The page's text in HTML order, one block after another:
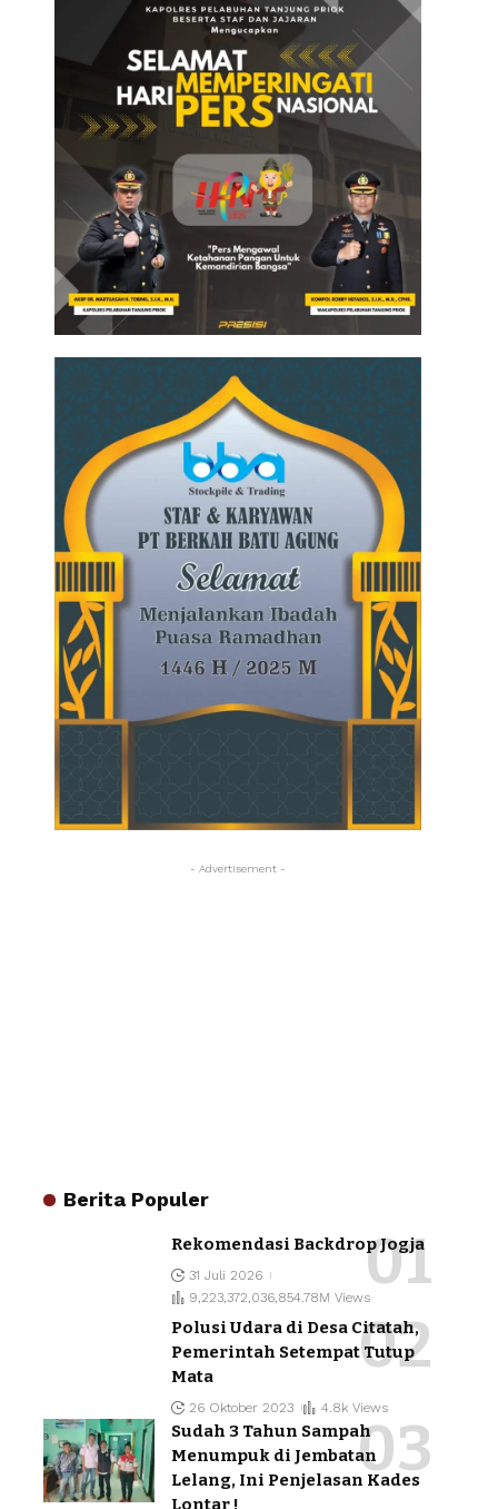
- Advertisement -
Berita Populer
Rekomendasi Backdrop Jogja
31 Juli 2026
9,223,372,036,854.78M Views
Polusi Udara di Desa Citatah,
Pemerintah Setempat Tutup
Mata
26 Oktober 2023 4.8k Views
Sudah 3 Tahun Sampah
Menumpuk di Jembatan
Lelang, Ini Penjelasan Kades
Lontar !